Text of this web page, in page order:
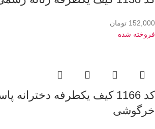
152,000 تومان
فروخته شده
کد 1166 کیف یکطرفه دخترانه
خرگوشی